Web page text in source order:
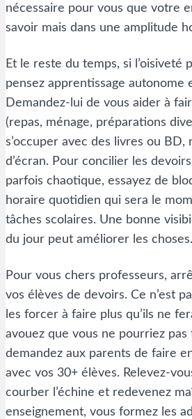
nécessaire pour vous que votre
savoir mais dans une amplitude
Et le reste du temps, si l’oisiveté
pensez apprentissage autonome
Demandez-lui de vous aider à
(repas, ménage, préparations
s’occuper avec des livres ou BD,
d’écran. Pour concilier les
parfois chaotique, essayez de
horaire quotidien qui sera le
tâches scolaires. Une bonne
du jour peut améliorer les choses.
Pour vous chers professeurs,
vos élèves de devoirs. Ce n’est
les forcer à faire plus qu’ils ne
avouez que vous ne pourriez pas
demandez aux parents de faire
avec vos 30+ élèves. Relevez-
courber l’échine et redevenez
enseignement, vous formez les